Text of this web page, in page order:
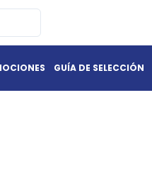
GUÍA DE SELECCIÓN